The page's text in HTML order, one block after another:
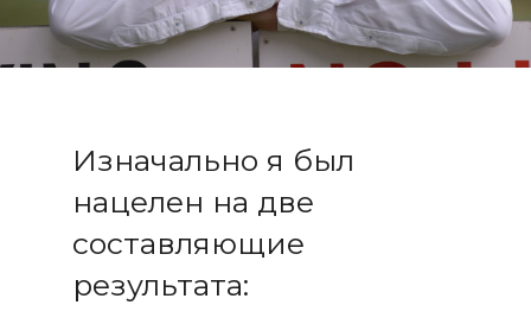
Изначально я был
нацелен на две
составляющие
результата: